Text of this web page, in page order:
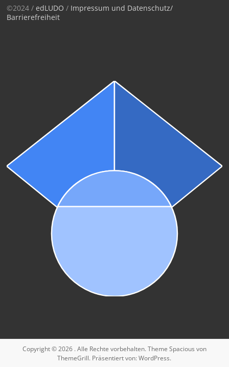
©2024 /edLUDO / Impressum und Datenschutz/
Barrierefreiheit
Copyright © 2026 . Alle Rechte vorbehalten. Theme Spacious von
ThemeGrill. Präsentiert von:WordPress.